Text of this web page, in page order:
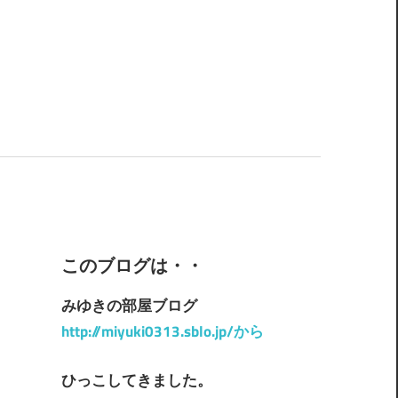
このブログは・・
みゆきの部屋ブログ
http://miyuki0313.sblo.jp/から
ひっこしてきました。